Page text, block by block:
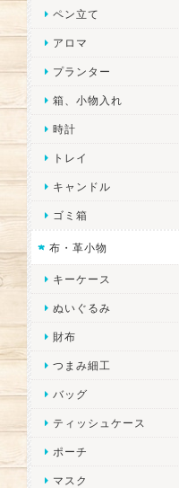
ペン立て
アロマ
プランター
箱、小物入れ
時計
トレイ
キャンドル
ゴミ箱
布・革小物
キーケース
ぬいぐるみ
財布
つまみ細工
バッグ
ティッシュケース
ポーチ
マスク